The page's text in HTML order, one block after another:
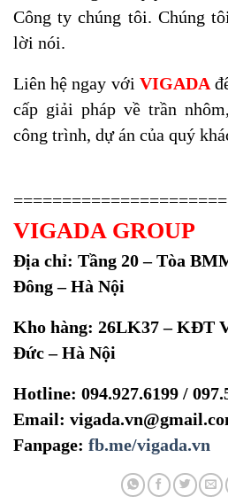
Công ty chúng tôi. Chúng
lời nói.
Liên hệ ngay với VIGADA
cấp giải pháp về trần
công trình, dự án của quý
VIGADA GROUP
Địa chỉ: Tầng 20 – Tòa
Đông – Hà Nội
Kho hàng: 26LK37 – KĐT
Đức – Hà Nội
Hotline: 094.927.6199 /
Email:
Fanpage: fb.me/vigada.vn